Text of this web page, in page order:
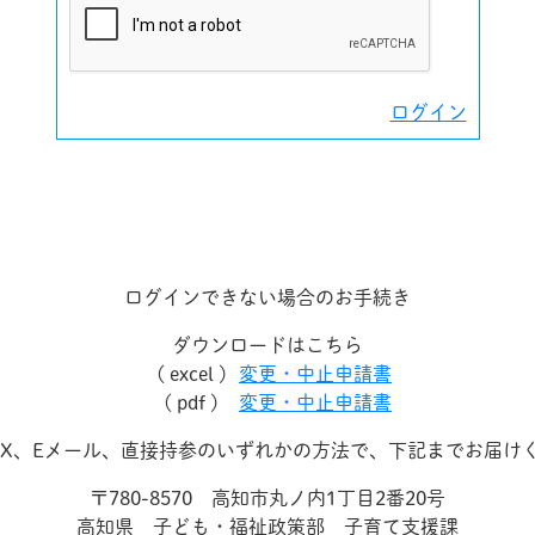
ログイン
ログインできない場合のお手続き
ダウンロードはこちら
( excel )
変更・中止申請書
( pdf )
変更・中止申請書
、Eメール、直接持参のいずれかの方法で、下記までお届け
〒780-8570 高知市丸ノ内1丁目2番20号
高知県 子ども・福祉政策部 子育て支援課